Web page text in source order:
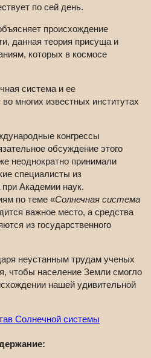
по сей день.
происхождение
данная теория присуща и
которых в космосе
система и ее
многих известных институтах
конгрессы
обсуждение этого
неоднократно принимали
специалисты из
при Академии наук.
по теме «Солнечная система
важное место, а средства
из государственного
неустанным трудам ученых
чтобы население Земли смогло
нашей удивительной
Солнечной системы